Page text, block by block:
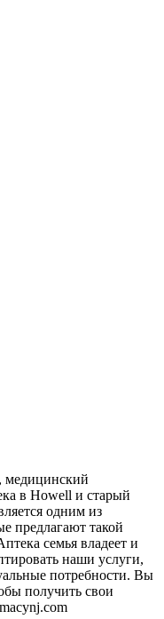
медицинский
в Howell и старый
одним из
предлагают такой
семья владеет и
наши услуги,
потребности. Вы
получить свои